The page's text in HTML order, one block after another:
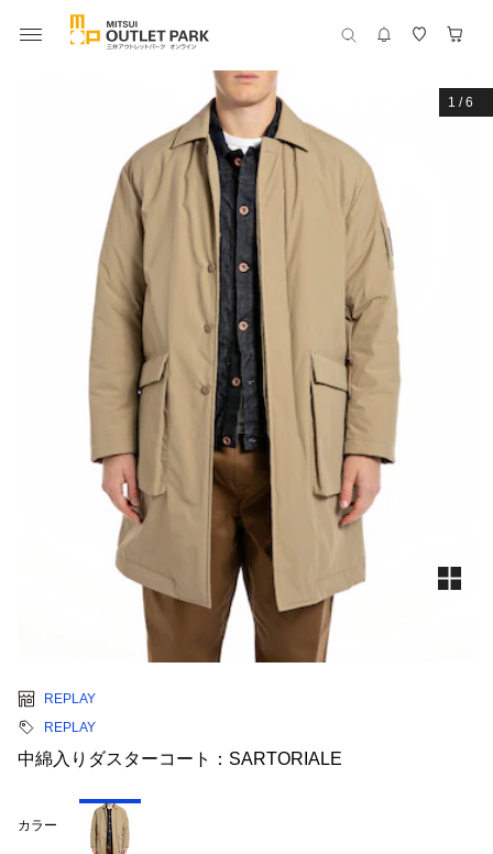
1 /6
REPLAY
REPLAY
中綿入りダスターコート：SARTORIALE
カラー